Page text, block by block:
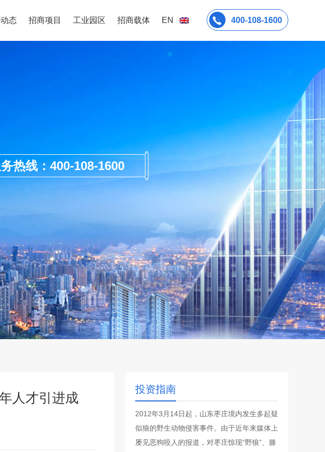
态 招商项目 工业园区 招商载体 EN 400-108-1600
热线：400-108-1600
人才引进成
投资指南
2012年3月14日起，山东枣庄境内发生多起疑
似狼的野生动物侵害事件。由于近年来媒体上
屡见恶狗咬人的报道，对枣庄惊现“野狼”、滕